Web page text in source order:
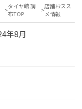
タイヤ館 調
布TOP
店舗おスス
メ情報
年8月